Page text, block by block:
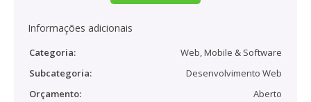
Informações adicionais
Categoria:
Web, Mobile & Software
Subcategoria:
Desenvolvimento Web
Orçamento:
Aberto